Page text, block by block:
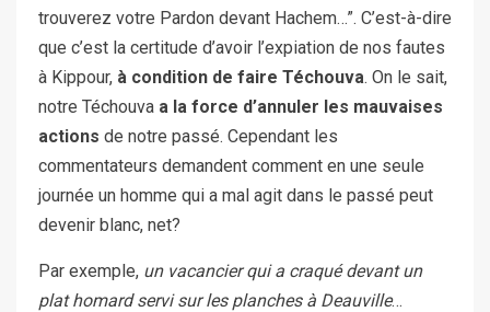
trouverez votre Pardon devant Hachem…”. C’est-à-dire
que c’est la certitude d’avoir l’expiation de nos fautes
à Kippour, à condition de faire Téchouva. On le sait,
notre Téchouva a la force d’annuler les mauvaises
actions de notre passé. Cependant les
commentateurs demandent comment en une seule
journée un homme qui a mal agit dans le passé peut
devenir blanc, net?
Par exemple, un vacancier qui a craqué devant un
plat homard servi sur les planches à Deauville…